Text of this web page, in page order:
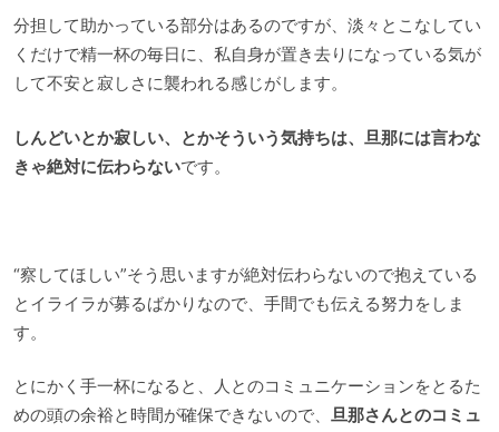
分担して助かっている部分はあるのですが、淡々とこなしてい
くだけで精一杯の毎日に、私自身が置き去りになっている気が
して不安と寂しさに襲われる感じがします。
しんどいとか寂しい、とかそういう気持ちは、旦那には言わな
きゃ絶対に伝わらないです。
“察してほしい”そう思いますが絶対伝わらないので抱えている
とイライラが募るばかりなので、手間でも伝える努力をしま
す。
とにかく手一杯になると、人とのコミュニケーションをとるた
めの頭の余裕と時間が確保できないので、 旦那さんとのコミュ